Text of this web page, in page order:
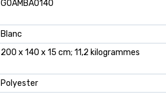
‎G0AMBA0140
‎Blanc
‎200 x 140 x 15 cm; 11,2 kilogrammes
‎Polyester